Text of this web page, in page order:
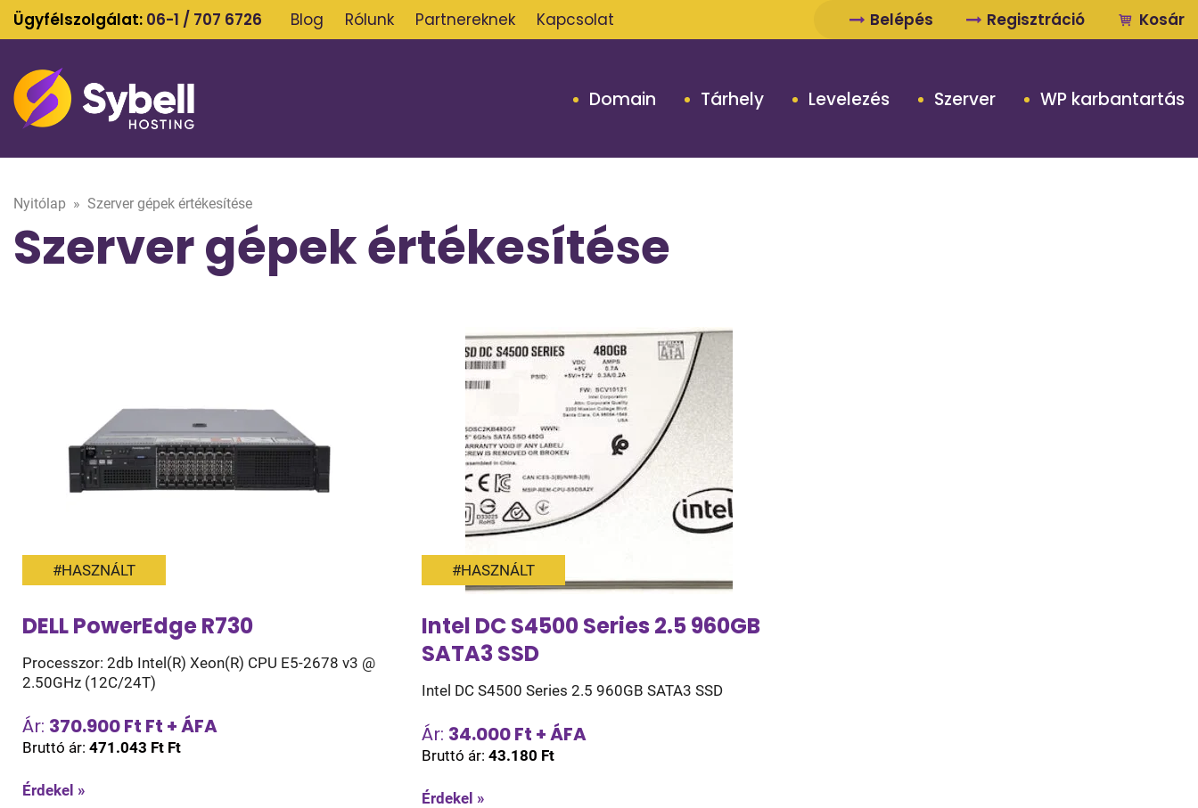
Ügyfélszolgálat: 06-1 / 707 6726 Blog Rólunk Partnereknek Kapcsolat Belépés Regisztráció Kosár
Domain Tárhely Levelezés Szerver WP karbantartás
Nyitólap » Szerver gépek értékesítése
Szerver gépek értékesítése
#HASZNÁLT
DELL PowerEdge R730
Processzor: 2db Intel(R) Xeon(R) CPU E5-2678 v3 @
2.50GHz (12C/24T)
Ár: 370.900 Ft Ft + ÁFA
Bruttó ár: 471.043 Ft Ft
Érdekel »
#HASZNÁLT
Intel DC S4500 Series 2.5 960GB
SATA3 SSD
Intel DC S4500 Series 2.5 960GB SATA3 SSD
Ár: 34.000 Ft + ÁFA
Bruttó ár: 43.180 Ft
Érdekel »